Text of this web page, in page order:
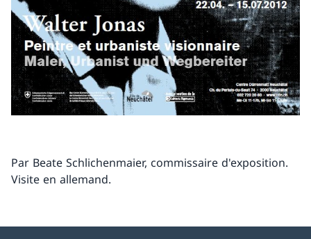
Par Beate Schlichenmaier, commissaire d'exposition.
Visite en allemand.